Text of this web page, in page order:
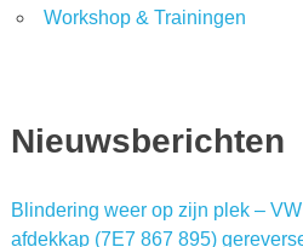
Workshop & Trainingen
Nieuwsberichten
Blindering weer op zijn plek –
afdekkap (7E7 867 895)